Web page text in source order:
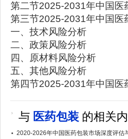
第二节2025-2031年中国医
第三节2025-2031年中国医
一、技术风险分析
二、政策风险分析
四、原材料风险分析
五、其他风险分析
第四节2025-2031年中国医
与 医药包装 的相关
2020-2026年中国医药包装市场深度评估